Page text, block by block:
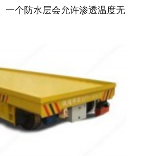
一个防水层会允许渗透温度无